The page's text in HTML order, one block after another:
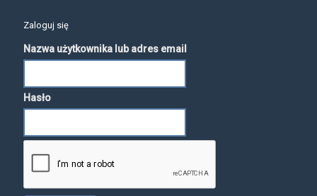
Zaloguj się
Nazwa użytkownika lub adres email
Hasło